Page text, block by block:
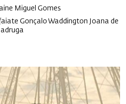
Miguel Gomes
Gonçalo Waddington Joana de